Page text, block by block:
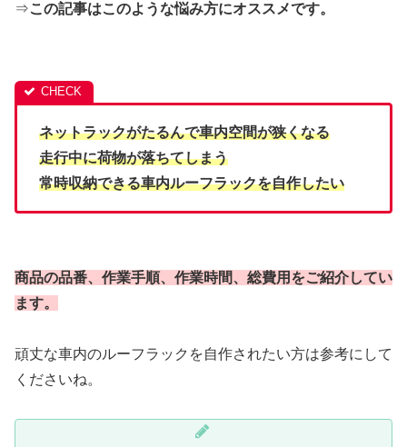
⇒この記事はこのような悩み方にオススメです。
ネットラックがたるんで車内空間が狭くなる
走行中に荷物が落ちてしまう
常時収納できる車内ルーフラックを自作したい
商品の品番、作業手順、作業時間、総費用をご紹介してい
ます。
頑丈な車内のルーフラックを自作されたい方は参考にして
くださいね。